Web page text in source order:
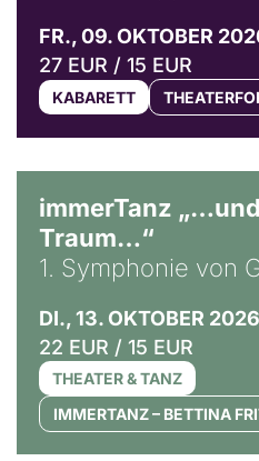
FR., 09. OKTOBER
27 EUR / 15 EUR
KABARETT
immerTanz
Traum…“
1. Symphonie von
DI., 13. OKTOBER 2026
22 EUR / 15 EUR
THEATER & TANZ
IMMERTANZ – BETTINA